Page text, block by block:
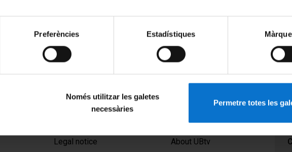
Preferències Estadístiques
Només utilitzar les galetes
necessàries
Permetre totes les
de ooquistes de
spp. y quistes de
aguas de proceso de dos
tratamiento de agua
Cristina Dacal Rodríguez
Development of a MALDI-TOF database
for the identification of drinking water
6 June, 2017
MENÚ PEU 1
Legal notice PEU 2
About UBtv